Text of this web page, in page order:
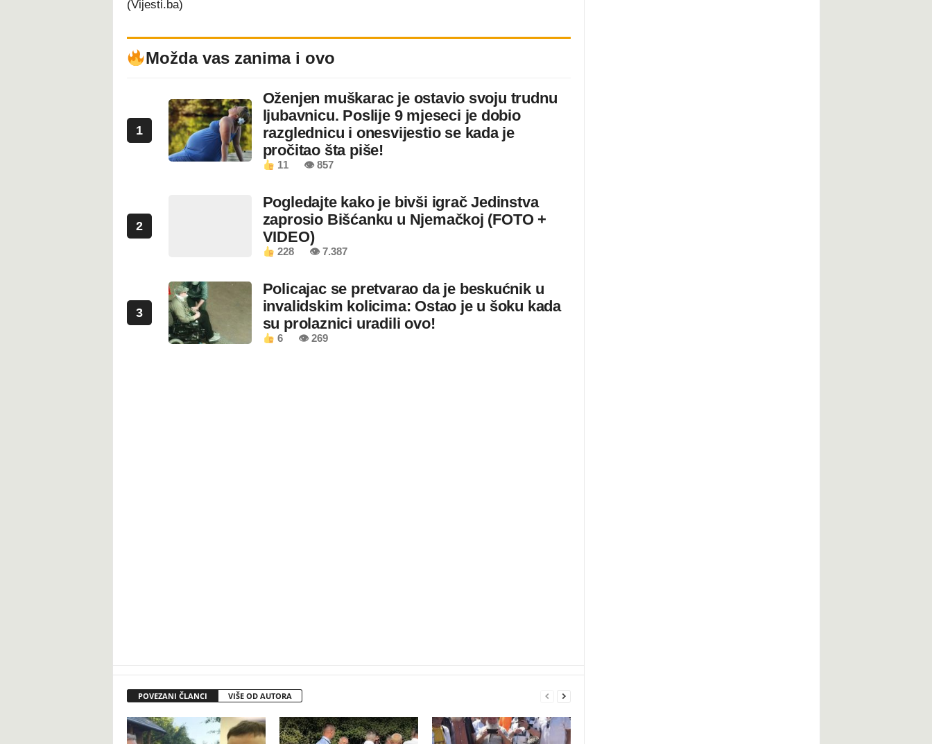
(Vijesti.ba)
Možda vas zanima i ovo
1
Oženjen muškarac je ostavio svoju trudnu
ljubavnicu. Poslije 9 mjeseci je dobio
razglednicu i onesvijestio se kada je
pročitao šta piše!
11 👁 857
2
Pogledajte kako je bivši igrač Jedinstva
zaprosio Bišćanku u Njemačkoj (FOTO +
VIDEO)
228 👁 7.387
3
Policajac se pretvarao da je beskućnik u
invalidskim kolicima: Ostao je u šoku kada
su prolaznici uradili ovo!
6 👁 269
POVEZANI ČLANCI VIŠE OD AUTORA